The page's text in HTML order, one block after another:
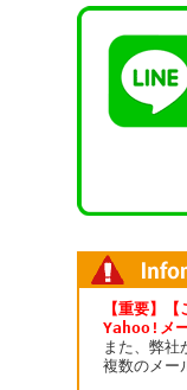
【重要】【
Yahoo!メ
また、弊社
複数のメー